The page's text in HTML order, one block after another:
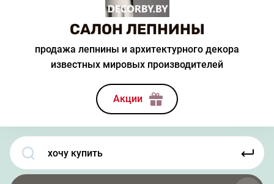
САЛОН ЛЕПНИНЫ
продажа лепнины и архитектурного декора
известных мировых производителей
Акции